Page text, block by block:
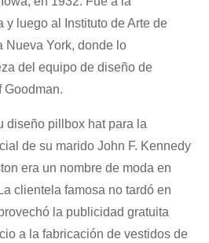
y luego al Instituto de Arte de
Nueva York, donde lo
del equipo de diseño de
Goodman.
diseño pillbox hat para la
de su marido John F. Kennedy
era un nombre de moda en
clientela famosa no tardó en
la publicidad gratuita
a la fabricación de vestidos de